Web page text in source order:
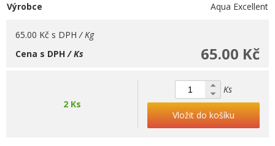
Výrobce
Aqua Excellent
65.00 Kč s DPH / Kg
65.00 Kč
Cena s DPH/ Ks
2 Ks
Ks
Vložit do košíku